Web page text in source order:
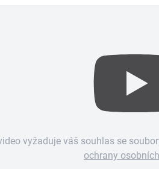
vyžaduje váš souhlas se
ochrany